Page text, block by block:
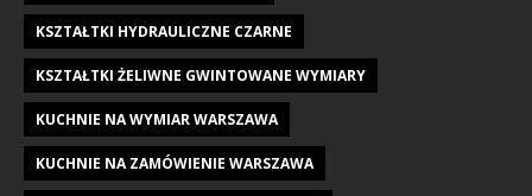
KSZTAŁTKI HYDRAULICZNE CZARNE
KSZTAŁTKI ŻELIWNE GWINTOWANE WYMIARY
KUCHNIE NA WYMIAR WARSZAWA
KUCHNIE NA ZAMÓWIENIE WARSZAWA